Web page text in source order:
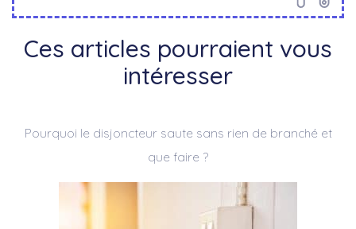
Ces articles pourraient vous
intéresser
Pourquoi le disjoncteur saute sans rien de branché et
que faire ?